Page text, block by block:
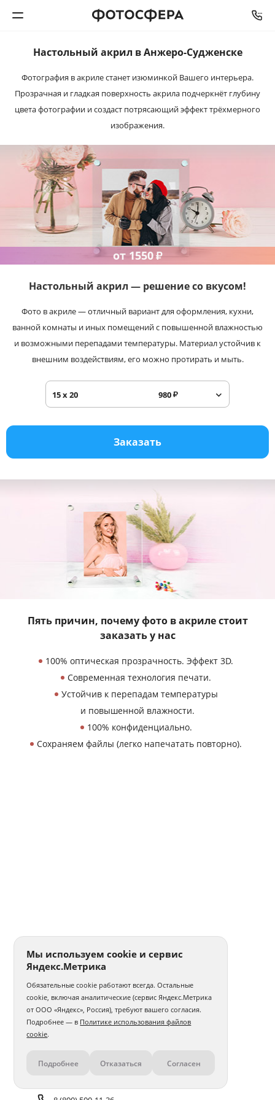
Фотокниги
Интерьерная печать
Фотоподарки
Багетная мастерская
Услуги и сервис
Магазин
Настольный акрил в Анжеро-Судженске
Фотография в акриле станет изюминкой Вашего интерьера.
Прозрачная и гладкая поверхность акрила подчеркнёт глубину
цвета фотографии и создаст потрясающий эффект трёхмерного
изображения.
от 1550₽
Настольный акрил — решение со вкусом!
Фото в акриле — отличный вариант для оформления, кухни,
ванной комнаты и иных помещений с повышенной влажностью
и возможными перепадами температуры. Материал устойчив к
внешним воздействиям, его можно протирать и мыть.
15 x 20 980₽
Заказать
Пять причин, почему фото в акрилестоит
заказать у нас
100% оптическая прозрачность. Эффект 3D.
Современная технология печати.
Устойчив к перепадам температуры
и повышенной влажности.
100% конфиденциально.
Сохраняем файлы (легко напечатать повторно).
Контакты
Мы используем cookie и сервис
Яндекс.Метрика
Обязательные cookie работают всегда. Остальные
cookie, включая аналитические (сервис Яндекс.Метрика
от ООО «Яндекс», Россия), требуют вашего согласия.
Подробнее — в Политике использования файлов
cookie.
Подробнее Отказаться Согласен